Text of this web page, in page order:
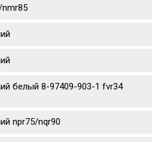
белый 8-97409-903-1 fvr34
npr75/nqr90